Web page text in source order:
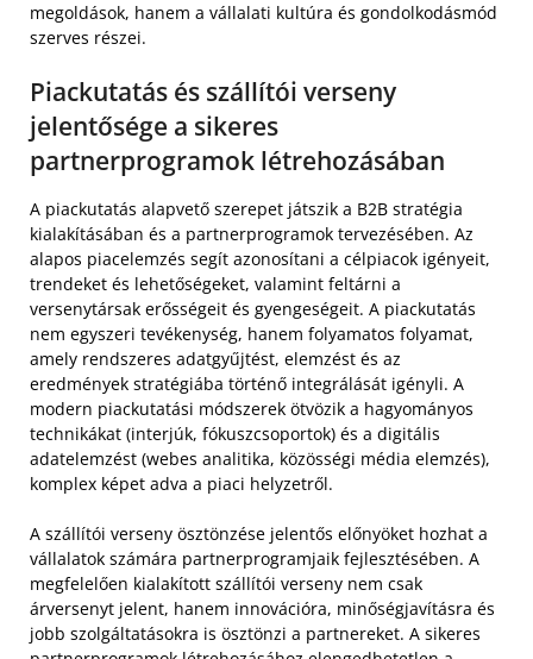
megoldások, hanem a vállalati kultúra és gondolkodásmód
szerves részei.
Piackutatás és szállítói verseny
jelentősége a sikeres
partnerprogramok létrehozásában
A piackutatás alapvető szerepet játszik a B2B stratégia
kialakításában és a partnerprogramok tervezésében. Az
alapos piacelemzés segít azonosítani a célpiacok igényeit,
trendeket és lehetőségeket, valamint feltárni a
versenytársak erősségeit és gyengeségeit. A piackutatás
nem egyszeri tevékenység, hanem folyamatos folyamat,
amely rendszeres adatgyűjtést, elemzést és az
eredmények stratégiába történő integrálását igényli. A
modern piackutatási módszerek ötvözik a hagyományos
technikákat (interjúk, fókuszcsoportok) és a digitális
adatelemzést (webes analitika, közösségi média elemzés),
komplex képet adva a piaci helyzetről.
A szállítói verseny ösztönzése jelentős előnyöket hozhat a
vállalatok számára partnerprogramjaik fejlesztésében. A
megfelelően kialakított szállítói verseny nem csak
árversenyt jelent, hanem innovációra, minőségjavításra és
jobb szolgáltatásokra is ösztönzi a partnereket. A sikeres